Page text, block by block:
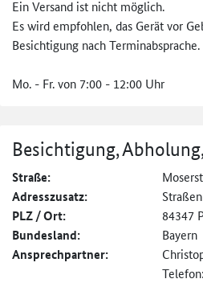
Ein Versand ist nicht möglich.
Es wird empfohlen, das Gerät vor
Besichtigung nach Terminabsprache.
Mo. - Fr. von 7:00 - 12:00 Uhr
Besichtigung,
Straße:
Adresszusatz:
PLZ / Ort: 84347
Bundesland: Bayern
Ansprechpartner: